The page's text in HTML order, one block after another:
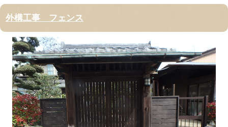
外構工事 フェンス